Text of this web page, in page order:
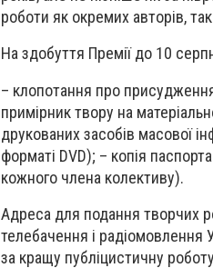
роботи як окремих авторів,
На здобуття Премії до 10
– клопотання про
примірник твору на
друкованих засобів масової
форматі DVD); – копія
кожного члена колективу).
Адреса для подання творчих
телебачення і радіомовлення
за кращу публіцистичну